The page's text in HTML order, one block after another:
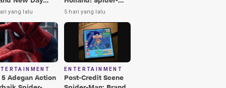
Nomor 3
yang lalu
Man: Brand New
Terbaik Era MCU
5 hari yang lalu
5 Adegan Action
ENTERTAINMENT
Post-Credit Scene